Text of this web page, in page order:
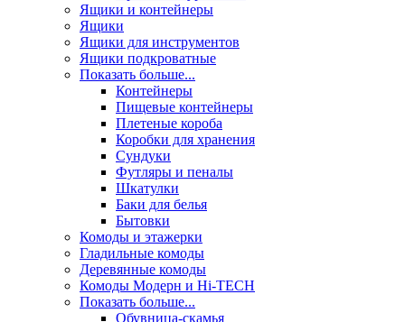
Ящики и контейнеры
Ящики
Ящики для инструментов
Ящики подкроватные
Показать больше...
Контейнеры
Пищевые контейнеры
Плетеные короба
Коробки для хранения
Сундуки
Футляры и пеналы
Шкатулки
Баки для белья
Бытовки
Комоды и этажерки
Гладильные комоды
Деревянные комоды
Комоды Модерн и Hi-TECH
Показать больше...
Обувница-скамья